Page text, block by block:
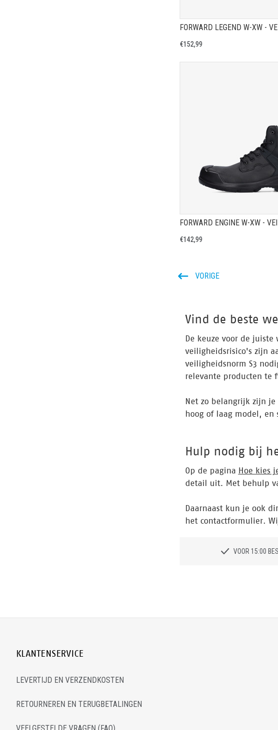
€152,99
TOON
€142,99
VORIGE
Vind de beste
De keuze voor de
veiligheidsrisico's zijn
veiligheidsnorm S3
relevante producten te
Net zo belangrijk zijn
hoog of laag model,
Hulp nodig bij
Op de pagina Hoe kies
detail uit. Met behulp
Daarnaast kun je ook
het contactformulier.
VOOR 15:00
KLANTENSERVICE
LEVERTIJD EN VERZENDKOSTEN
RETOURNEREN EN TERUGBETALINGEN